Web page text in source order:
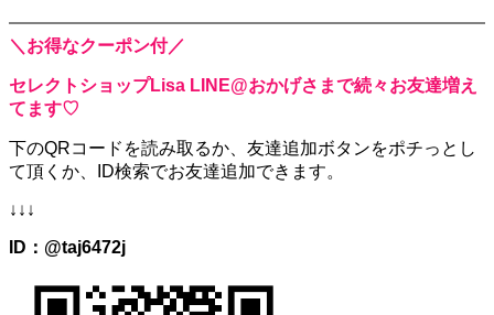
＼お得なクーポン付／
セレクトショップLisa LINE@おかげさまで続々お友達増え
てます♡
下のQRコードを読み取るか、 友達追加ボタンをポチっとし
て頂くか、
ID検索でお友達追加できます。
↓↓↓
ID：@taj6472j